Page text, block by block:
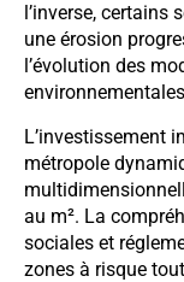
l’inverse,
une érosion
l’évolution des
L’investissement
métropole
au m². La
sociales et
zones à risque